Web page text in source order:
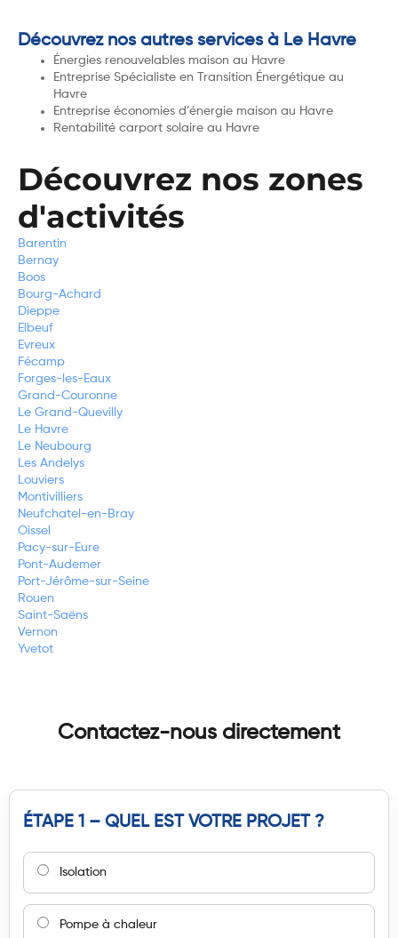
Découvrez nos autres services à Le Havre
Énergies renouvelables maison au Havre
Entreprise Spécialiste en Transition Énergétique au
Havre
Entreprise économies d’énergie maison au Havre
Rentabilité carport solaire au Havre
Découvrez nos zones
d'activités
Barentin
Bernay
Boos
Bourg-Achard
Dieppe
Elbeuf
Evreux
Fécamp
Forges-les-Eaux
Grand-Couronne
Le Grand-Quevilly
Le Havre
Le Neubourg
Les Andelys
Louviers
Montivilliers
Neufchatel-en-Bray
Oissel
Pacy-sur-Eure
Pont-Audemer
Port-Jérôme-sur-Seine
Rouen
Saint-Saëns
Vernon
Yvetot
Contactez-nous directement
ÉTAPE 1 – QUEL EST VOTRE PROJET ?
Isolation
Pompe à chaleur